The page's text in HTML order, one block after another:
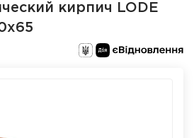
кирпич LODE